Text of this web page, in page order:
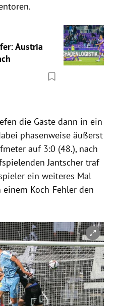
Austria
die Gäste dann in ein
phasenweise äußerst
auf 3:0 (48.), nach
Jantscher traf
ein weiteres Mal
Koch-Fehler den
schließen